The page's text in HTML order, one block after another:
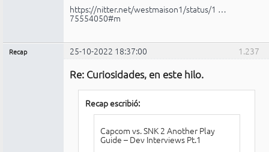
https://nitter.net/westmaison1/status/1 …
75554050#m
1.237
Recap 25-10-2022 18:37:00
Re: Curiosidades, en este hilo.
Recap escribió:
Capcom vs. SNK 2 Another Play
Guide – Dev Interviews Pt.1